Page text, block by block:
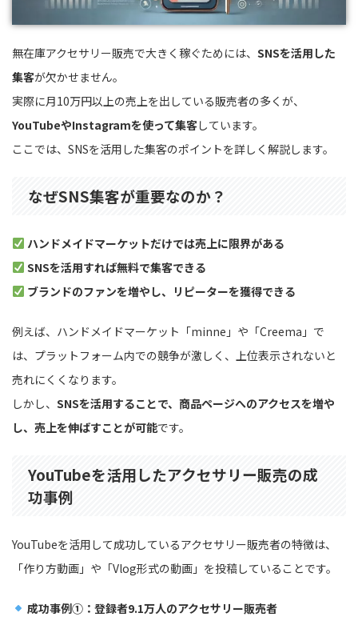
無在庫アクセサリー販売で大きく稼ぐためには、 SNSを活用した
集客が欠かせません。
実際に月10万円以上の売上を出している販売者の多くが、
YouTubeやInstagramを使って集客しています。
ここでは、SNSを活用した集客のポイントを詳しく解説します。
なぜSNS集客が重要なのか？
ハンドメイドマーケットだけでは売上に限界がある
SNSを活用すれば無料で集客できる
ブランドのファンを増やし、リピーターを獲得できる
例えば、ハンドメイドマーケット「minne」や「Creema」で
は、プラットフォーム内での競争が激しく、上位表示されないと
売れにくくなります。
しかし、 SNSを活用することで、商品ページへのアクセスを増や
し、売上を伸ばすことが可能です。
YouTubeを活用したアクセサリー販売の成
功事例
YouTubeを活用して成功しているアクセサリー販売者の特徴は、
「作り方動画」や「Vlog形式の動画」を投稿していることです。
成功事例①：登録者9.1万人のアクセサリー販売者